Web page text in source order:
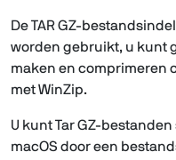
De TAR GZ-
worden gebruikt, u kunt
maken en comprimeren
met WinZip.
U kunt Tar GZ-
macOS door een